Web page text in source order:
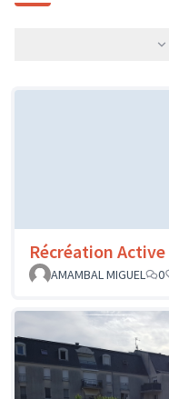
Récréation Active
AMAMBAL MIGUEL
0